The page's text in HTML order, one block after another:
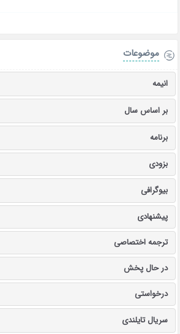
موضوعات
انیمه
بر اساس سال
برنامه
بزودی
بیوگرافی
پیشنهادی
ترجمه اختصاصی
در حال پخش
درخواستی
سریال تایلندی